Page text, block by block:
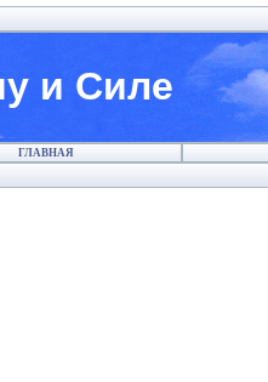
и Силе
ГЛАВНАЯ